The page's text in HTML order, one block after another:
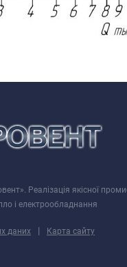
Реалізація якісної
і електрообладнання
даних | Карта сайту